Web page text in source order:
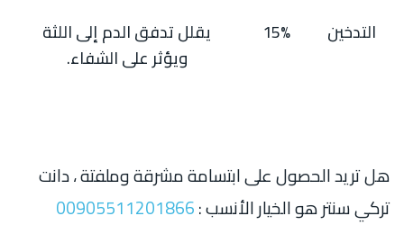
التدخين 15%
يقلل تدفق الدم إلى اللثة
ويؤثر على الشفاء.
هل تريد الحصول على ابتسامة مشرقة وملفتة ، دانت
تركي سنتر هو الخيار الأنسب :00905511201866